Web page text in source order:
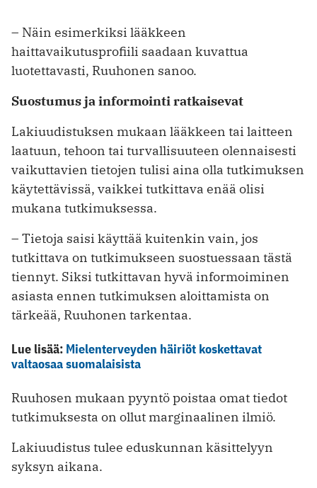
– Näin esimerkiksi lääkkeen
haittavaikutusprofiili saadaan kuvattua
luotettavasti, Ruuhonen sanoo.
Suostumus ja informointi ratkaisevat
Lakiuudistuksen mukaan lääkkeen tai laitteen
laatuun, tehoon tai turvallisuuteen olennaisesti
vaikuttavien tietojen tulisi aina olla tutkimuksen
käytettävissä, vaikkei tutkittava enää olisi
mukana tutkimuksessa.
– Tietoja saisi käyttää kuitenkin vain, jos
tutkittava on tutkimukseen suostuessaan tästä
tiennyt. Siksi tutkittavan hyvä informoiminen
asiasta ennen tutkimuksen aloittamista on
tärkeää, Ruuhonen tarkentaa.
Lue lisää: Mielenterveyden häiriöt koskettavat
valtaosaa suomalaisista
Ruuhosen mukaan pyyntö poistaa omat tiedot
tutkimuksesta on ollut marginaalinen ilmiö.
Lakiuudistus tulee eduskunnan käsittelyyn
syksyn aikana.